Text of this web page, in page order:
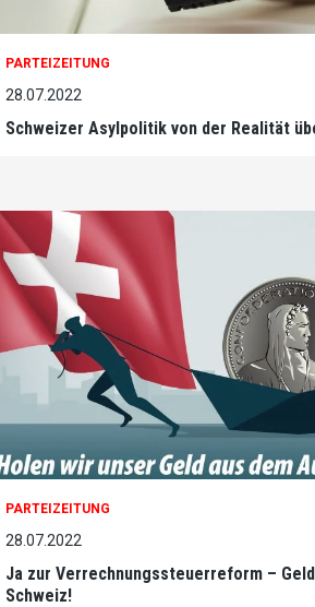
PARTEIZEITUNG
28.07.2022
Schweizer Asylpolitik von der Realität
PARTEIZEITUNG
28.07.2022
Ja zur Verrechnungssteuerreform –
Schweiz!